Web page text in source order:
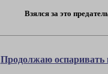
Взялся за это
Продолжаю оспаривать